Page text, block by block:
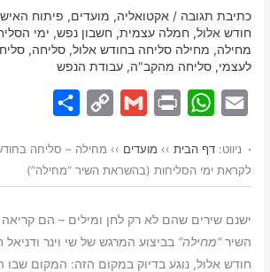
כתיבת תגובה / אקטואליה, מועדים, פיתוח
חודש אלול, חמלה עצמית, חשבון נפש, ימי
מחילה, מחילה סליחה בחודש אלול,סליחה,
לעצמי,סליחה מהקב"ה,עבודת הנפש
a
i
W
a
t
A
p
i
n
G
a
i
p
y
i
n
a
r
ניווט:דף הבית ›› מועדים ›› מחילה – סליחה
לקראת ימי הסליחות (בהשראת השיר “מחילה”)
ישנם שירים שהם לא רק לחן ומילים – הם קריאה
השיר“מחילה” בביצוע המרגש של שי וינר
חודש אלול, נוגע בדיוק במקום הזה: המקום